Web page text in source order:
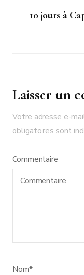
10 jours à
Laisser un
Votre adresse e-
obligatoires sont
Commentaire
Nom*